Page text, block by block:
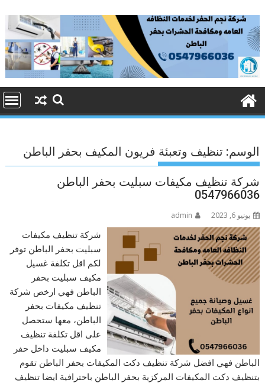
content
الوسم: تنظيف وتعبئة فريون المكيف بحفر الباطن
شركة تنظيف مكيفات سبليت بحفر الباطن
0547966036
يونيو 6, 2023 admin
شركة تنظيف مكيفات
سبليت بحفر الباطن توفر
لكم اقل تكلفة غسيل
مكيف سبليت بحفر
الباطن فهي ارخص شركة
تنظيف مكيفات بحفر
الباطن، معها ستحصل
على اقل تكلفة تنظيف
مكيف سبليت داخل حفر
الباطن فهي افضل شركة تنظيف دكت المكيفات بحفر الباطن تقوم
بتنظيف دكت المكيفات المركزية بحفر الباطن باحترافية ايضا تنظيف